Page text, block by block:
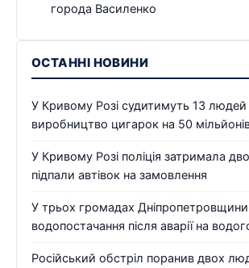
города Василенко
ОСТАННІ НОВИНИ
У Кривому Розі судитимуть 13 людей
виробництво цигарок на 50
У Кривому Розі поліція затримала
підпали автівок на замовлення
У трьох громадах
водопостачання після аварії на
Російський обстріл поранив двох